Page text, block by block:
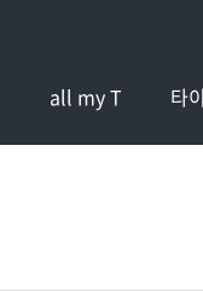
all my T 타